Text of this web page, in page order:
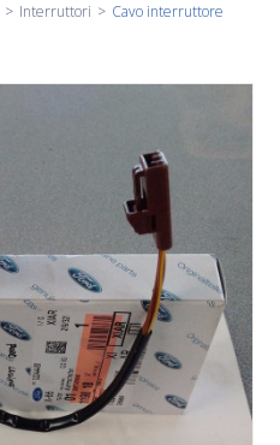
> Interruttori > Cavo interruttore